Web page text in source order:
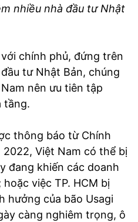
nhiều nhà đầu tư Nhật
chính phủ, đứng trên
tư Nhật Bản, chúng
nên ưu tiên tập
tầng.
thông báo từ Chính
2022, Việt Nam có thể bị
đang khiến các doanh
việc TP. HCM bị
hưởng của bão Usagi
càng nghiêm trọng, ô